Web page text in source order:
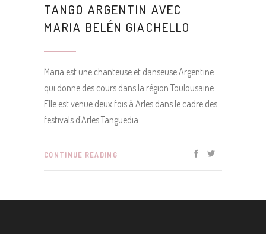
TANGO ARGENTIN AVEC
MARIA BELÉN GIACHELLO
Maria est une chanteuse et danseuse Argentine
qui donne des cours dans la région Toulousaine.
Elle est venue deux fois à Arles dans le cadre des
festivals d'Arles Tanguedia
CONTINUE READING